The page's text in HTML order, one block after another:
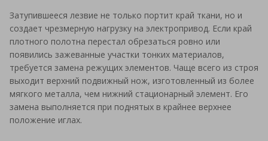
Затупившееся лезвие не только портит край ткани, но и
создает чрезмерную нагрузку на электропривод. Если край
плотного полотна перестал обрезаться ровно или
появились зажеванные участки тонких материалов,
требуется замена режущих элементов. Чаще всего из строя
выходит верхний подвижный нож, изготовленный из более
мягкого металла, чем нижний стационарный элемент. Его
замена выполняется при поднятых в крайнее верхнее
положение иглах.